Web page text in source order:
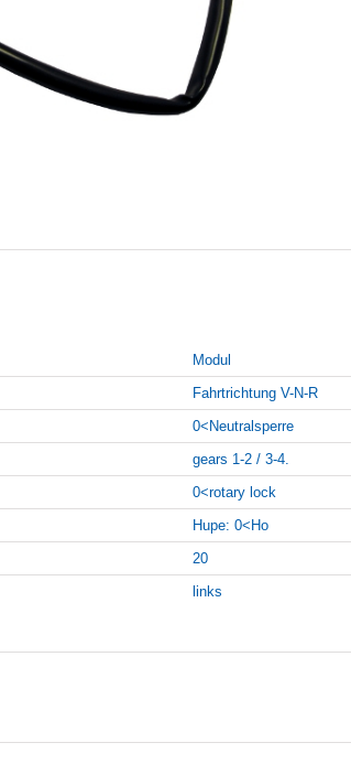
Modul
Fahrtrichtung V-N-R
0<Neutralsperre
gears 1-2 / 3-4.
0<rotary lock
Hupe: 0<Ho
20
links